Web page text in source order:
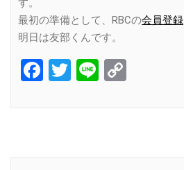
す。
最初の準備として、RBCの会員登録
明日は友部くんです。
Facebook
Twitter
Line